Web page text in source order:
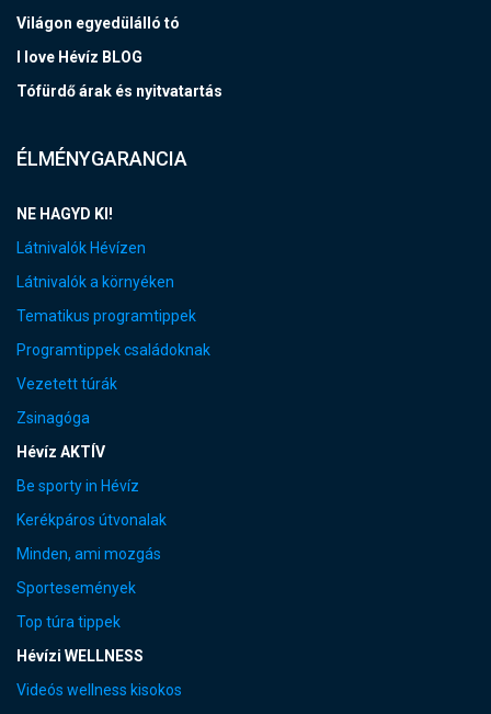
Világon egyedülálló tó
I love Hévíz BLOG
Tófürdő árak és nyitvatartás
ÉLMÉNYGARANCIA
NE HAGYD KI!
Látnivalók Hévízen
Látnivalók a környéken
Tematikus programtippek
Programtippek családoknak
Vezetett túrák
Zsinagóga
Hévíz AKTÍV
Be sporty in Hévíz
Kerékpáros útvonalak
Minden, ami mozgás
Sportesemények
Top túra tippek
Hévízi WELLNESS
Videós wellness kisokos